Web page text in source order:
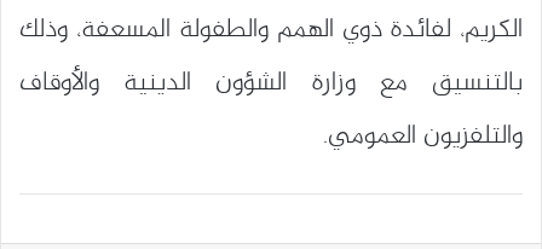
الكريم، لفائدة ذوي الهمم والطفولة المسعفة، وذلك
بالتنسيق مع وزارة الشؤون الدينية والأوقاف
والتلفزيون العمومي.